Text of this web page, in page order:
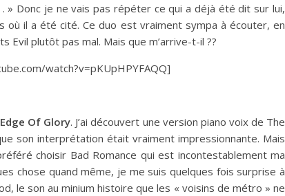
» Donc je ne vais pas répéter ce qui a déjà été dit sur lui,
où il a été cité. Ce duo est vraiment sympa à écouter, en
Evil plutôt pas mal. Mais que m’arrive-t-il ??
watch?v=pKUpHPYFAQQ]
Of Glory. J’ai découvert une version piano voix de The
son interprétation était vraiment impressionnante. Mais
choisir Bad Romance qui est incontestablement ma
chose quand même, je me suis quelques fois surprise à
le son au minium histoire que les « voisins de métro » ne